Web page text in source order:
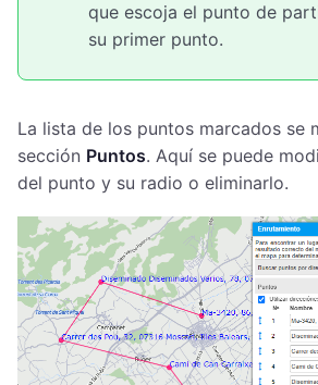
que escoja el punto de
su primer punto.
La lista de los puntos marcados se
sección Puntos. Aquí se puede
del punto y su radio o eliminarlo.